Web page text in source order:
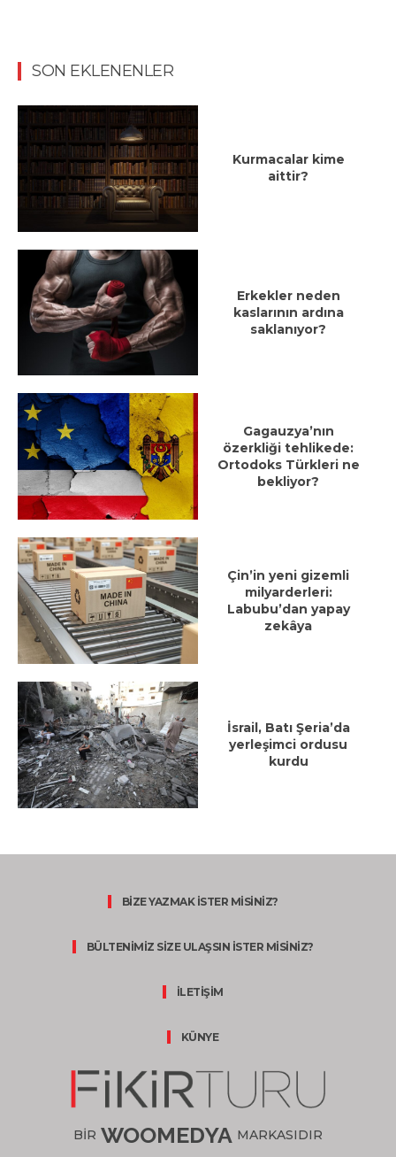
SON EKLENENLER
Kurmacalar kime
aittir?
Erkekler neden
kaslarının ardına
saklanıyor?
Gagauzya’nın
özerkliği tehlikede:
Ortodoks Türkleri ne
bekliyor?
Çin’in yeni gizemli
milyarderleri:
Labubu’dan yapay
zekâya
İsrail, Batı Şeria’da
yerleşimci ordusu
kurdu
BİZE YAZMAK İSTER MİSİNİZ?
BÜLTENİMİZ SİZE ULAŞSIN İSTER MİSİNİZ?
İLETİŞİM
KÜNYE
BİR WOOMEDYA MARKASIDIR